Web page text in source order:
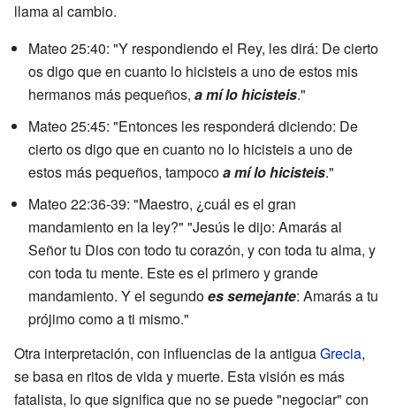
llama al cambio.
Mateo 25:40: "Y respondiendo el Rey, les dirá: De cierto
os digo que en cuanto lo hicisteis a uno de estos mis
hermanos más pequeños, a mí lo hicisteis."
Mateo 25:45: "Entonces les responderá diciendo: De
cierto os digo que en cuanto no lo hicisteis a uno de
estos más pequeños, tampocoa mí lo hicisteis."
Mateo 22:36-39: "Maestro, ¿cuál es el gran
mandamiento en la ley?" "Jesús le dijo: Amarás al
Señor tu Dios con todo tu corazón, y con toda tu alma, y
con toda tu mente. Este es el primero y grande
mandamiento. Y el segundoes semejante: Amarás a tu
prójimo como a ti mismo."
Otra interpretación, con influencias de la antiguaGrecia,
se basa en ritos de vida y muerte. Esta visión es más
fatalista, lo que significa que no se puede "negociar" con